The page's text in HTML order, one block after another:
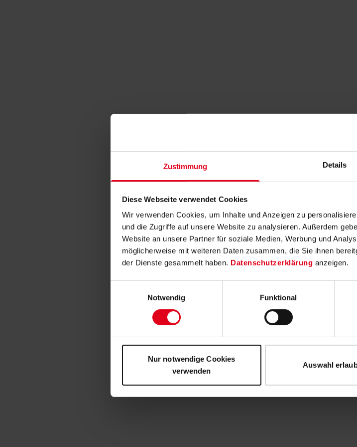
Zustimmung Details
Diese Webseite verwendet Cookies
Wir verwenden Cookies, um Inhalte und Anzeigen zu
und die Zugriffe auf unsere Website zu analysieren. Außerdem
Website an unsere Partner für soziale Medien, Werbung und
möglicherweise mit weiteren Daten zusammen, die Sie ihnen
der Dienste gesammelt haben. Datenschutzerklärung anzeigen.
Notwendig
Funktional
Nur notwendige Cookies
verwenden
Auswahl